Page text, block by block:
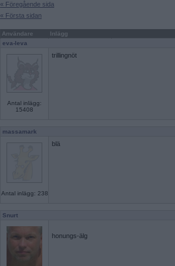
« Föregående sida
« Första sidan
Användare
Inlägg
eva-leva
Antal inlägg:
15408
trillingnöt
massamark
Antal inlägg: 238
blä
Snurt
honungs-älg